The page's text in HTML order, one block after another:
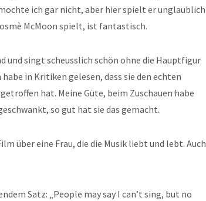
ich gar nicht, aber hier spielt er unglaublich
McMoon spielt, ist fantastisch.
und singt scheusslich schön ohne die Hauptfigur
in Kritiken gelesen, dass sie den echten
hat. Meine Güte, beim Zuschauen habe
so gut hat sie das gemacht.
über eine Frau, die die Musik liebt und lebt. Auch
Satz: „People may say I can’t sing, but no